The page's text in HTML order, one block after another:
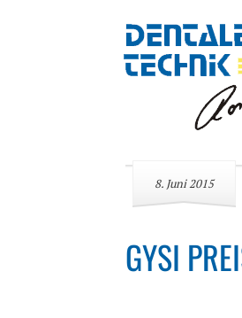
8. Juni 2015
GYSI